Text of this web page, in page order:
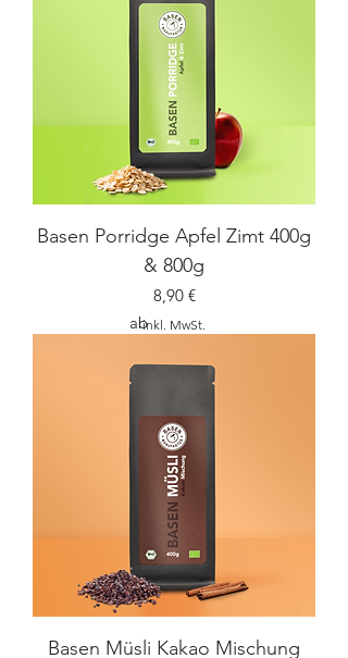
Basen Porridge Apfel Zimt 400g
& 800g
Preis
8,90 €
inkl. MwSt.
Basen Müsli Kakao Mischung
ab